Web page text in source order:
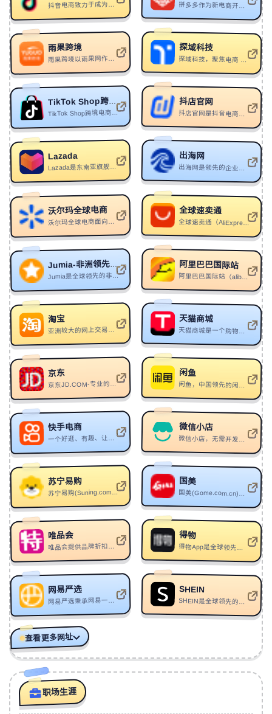
137 Crush Confession Mona Lisa Heartfelt
138 Good Old Days BLADELXRD
139 禁锢
140 Some Say AALLAR/DeeJaVu
141 BDnoLuv
142 New Heart Crash Adams
143 World of Walker: Rise of the Drones Alan Walker
144 DANCE!
145 SMOKE Beyond The Sun
146
147 驰 Timelapse CORSAK胡梦周
149 Gyro Zeppeli Friedrich Habetler
150 Steel Ball Run Johnny Joestar Theme Friedrich Habetler
151 青白眼 艾森eysen
152 敕勒川
153 来自我的声音-叶音jam David叶音/MARSIX刘家良
154
155 The Forest Spirit
156
157 One & Only Oliver Tree
158 你笑着喝可乐
159 焰火花园 汪居北
161 Johnny Joestar Theme (Steel Ball Run Unofficial Theme)
(Original) Samuel Kim
162 西湖水 (PHONK) NIKS
163 SURREALISM
164 Street Hawk Neon Nox
165 独行者 拼音师
166 I Don't Wanna Talk (I Just Wanna Dance) Glass Animals
167 奥德赛(Odyssey) TCL
168 Night Cruising
169 Sole Viola
170 Hackers Club Neonfish
171 剑透长安甲
Riikee — 安静陪伴的每日写作平台：
https://riikee.com/zh： Riikee 提供一个无干扰的写作空
间，帮助用户养成每日写作习惯，通过温和的目标和记
录陪伴写作人生。
Idea—值得动手的开源项目与AI技能看板：
https://ourword.ai/idea/ 每小时扫描全球GitHub项目，
按真实使用信号评分的创业想法看板，提供中文解读与
商业价值分析。
EasyNotch - Mac刘海效率工具箱：
https://easynotch.designbento.cn/：常驻Mac顶部刘海
的轻量工具箱，集成音乐控制、文件暂存、AI对话、剪
贴板历史与番茄钟，提升操作效率。
抖音电商致力于成为用户发现并获得优价好物的首选平台。同时，抖音电商积极引入优质合作伙伴，为商家变现提供多元的选择。短视频、商家自播、主播带货，满足商家达人多形式变现需求。 拼多多作为新电商开创者，致力于将娱乐社交的元素融入电商运营中，通过“社交+电商”的模式，让更多的用户带着乐趣分享实惠，享受全新的共享式购物体验。
雨果跨境
雨果跨境以雨果网作为流量依托，致力于为跨境电商从业者提供全球产业出海，链接全球流通，实现全球品牌的产业互联网平台
探域科技
探域科技，聚焦电商 AI 数智化营销赛道。2025年推出业内首个探域智能体，电商全流程AI Agent平台，实现电商客服“运营-售前-售后”全链路智能化。
TikTok Shop跨境电商官方网站
T ikTok Shop跨境电商，覆盖美国、英国、沙特阿拉伯及东南亚市场！现在入驻，带你轻松打造全球爆品，好货卖全球，开启您的生意增长之旅！
抖店官网
抖店官网是抖音电商官方商家入驻平台的登录入口，提供了一站式的商家开店服务。在这里，商家可以轻松地注册账号、创建店铺、管理商品、处理订单等。抖店官网致力于为广大商家提供高效便捷的电商运营解决方案，助力商家实现商业成功。
Lazada
Lazada是东南亚旗舰电商平台，致力于通过商业和科技促进印尼、马来西亚、菲律宾、新加坡、泰国和越南六地市场发展。Lazada年活跃消费者增长迅猛且目前已达到1.3亿，已成为国货出海东南亚的首选电商平台。
出海网
出海网是领先的企业跨境出海综合服务平台，旗下涵盖CHWE全球跨境电商展、海潮品牌出海及海贝分销三大主营产品。其中CHWE作为中国跨境电商贸易第一展，展会规模最大，单一场次超10万平，累计链接2万多源头工厂。
沃尔玛全球电商
沃尔玛全球电商面向国际卖家提供从端到端的跨境电商一站式解决方案，推动国际卖家实现业务增长。沃尔玛现已开通美国、加拿大和墨西哥站点，通过线上线上渠道链接全球消费者，为海外消费者带来高性价比的购物生活体验，培育大量平台忠诚消费者。
全球速卖通
全球速卖通（AliExpress）上线于2010年4月，是阿里巴巴旗下唯一面向全球市场打造的在线交易平台。全球速卖通面向海外买家，通过支付宝国际账户进行担保交易，并使用国际快递发货，是全球第三大英文在线购物网站
Jumia-非洲领先的跨境电商平台
J umia是全球领先的非洲跨境电商平台，也是非洲第一家在美国主板上市的非洲科技企业。作为100%面向非洲市场的互联网公司，我们的业务范围覆盖尼日利亚、科特迪瓦、乌干达等11个国家。来自全球的全品类商品都可以在Jumia平台上售卖，国货出海非洲，首选Jumia！
阿里巴巴国际站
阿里巴巴国际站（alibaba）是全球专业的国际外贸出口、海外B2B跨境贸易平台,拥有超过1.5亿注册会员,每天在平台上发布30万笔跨境采购需求。同时为为中小企业提供跨境商机匹配、国际贸易担保交易、跨境通关退税、跨境贸易融资和跨境物流等数字化跨境贸易解决方案
淘宝
亚洲较大的网上交易平台，提供各类服饰、美容、家居、数码、话费/点卡充值… 数亿优质商品，同时提供担保交易(先收货后付款)等安全交易保障服务，并由商家提供退货承诺、破损补寄等消费者保障服务，让你安心享受网上购物乐趣！
天猫商城
京东
京东JD.COM-专业的综合网上购物商城，为您提供正品低价的购物选择、优质便捷的服务体验。商品来自全球数十万品牌商家
闲鱼
快手电商
一个好逛、有趣、让老铁信任的优质电商平台，帮助达人和商家实现高效交易，以沉浸式体验带给消费者不一样的购物感受。来快手电商，让生活更好一点！
微信小店
苏宁易购
苏宁易购(Suning.com)-线上线下深度融合的零售平台,商品涵盖家电、手机、电脑、超市、母婴、百货、海外购等品类
国美
唯品会
唯品会提供品牌折扣、活动规则及购物服务
得物
网易严选
网易严选秉承网易一贯的严谨态度，深入世界各地，严格把关所有商品的产地、工艺、原材料，甄选居家、厨房、饮食等各类商品
SHEIN
SHEIN是全球领先的快时尚电商平台，以其丰富的产品种类、快速的更新速度和极具竞争力的价格赢得了全球年轻消费者的喜爱。
查看更多网址
职场生涯